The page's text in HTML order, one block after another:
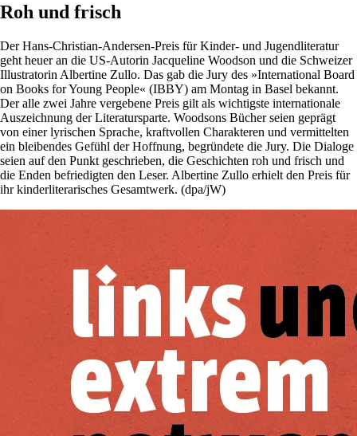
Roh und frisch
Der Hans-Christian-Andersen-Preis für Kinder- und Jugendliteratur
geht heuer an die US-Autorin Jacqueline Woodson und die Schweizer
Illustratorin Albertine Zullo. Das gab die Jury des »International Board
on Books for Young People« (IBBY) am Montag in Basel bekannt.
Der alle zwei Jahre vergebene Preis gilt als wichtigste internationale
Auszeichnung der Literatursparte. Woodsons Bücher seien geprägt
von einer lyrischen Sprache, kraftvollen Charakteren und vermittelten
ein bleibendes Gefühl der Hoffnung, begründete die Jury. Die Dialoge
seien auf den Punkt geschrieben, die Geschichten roh und frisch und
die Enden befriedigten den Leser. Albertine Zullo erhielt den Preis für
ihr kinderliterarisches Gesamtwerk. (dpa/jW)